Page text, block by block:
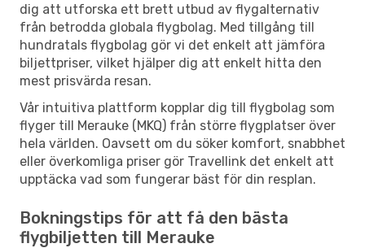
dig att utforska ett brett utbud av flygalternativ
från betrodda globala flygbolag. Med tillgång till
hundratals flygbolag gör vi det enkelt att jämföra
biljettpriser, vilket hjälper dig att enkelt hitta den
mest prisvärda resan.
Vår intuitiva plattform kopplar dig till flygbolag som
flyger till Merauke (MKQ) från större flygplatser över
hela världen. Oavsett om du söker komfort, snabbhet
eller överkomliga priser gör Travellink det enkelt att
upptäcka vad som fungerar bäst för din resplan.
Bokningstips för att få den bästa
flygbiljetten till Merauke